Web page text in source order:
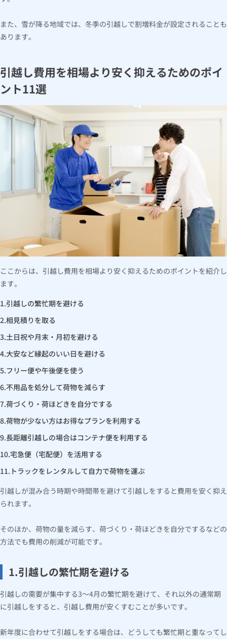
また、雪が降る地域では、冬季の引越しで割増料金が設定されることも
あります。
引越し費用を相場より安く抑えるためのポイ
ント11選
ここからは、引越し費用を相場より安く抑えるためのポイントを紹介し
ます。
引越しの繁忙期を避ける
相見積りを取る
土日祝や月末・月初を避ける
大安など縁起のいい日を避ける
フリー便や午後便を使う
不用品を処分して荷物を減らす
荷づくり・荷ほどきを自分でする
荷物が少ない方はお得なプランを利用する
長距離引越しの場合はコンテナ便を利用する
宅急便（宅配便）を活用する
トラックをレンタルして自力で荷物を運ぶ
引越しが混み合う時期や時間帯を避けて引越しをすると費用を安く抑え
られます。
そのほか、荷物の量を減らす、荷づくり・荷ほどきを自分でするなどの
方法でも費用の削減が可能です。
1.引越しの繁忙期を避ける
引越しの需要が集中する3～4月の繁忙期を避けて、それ以外の通常期
に引越しをすると、引越し費用が安くすむことが多いです。
新年度に合わせて引越しをする場合は、どうしても繁忙期と重なってし